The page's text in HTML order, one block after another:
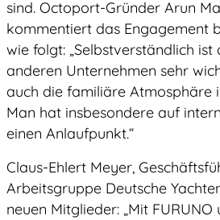
sind. Octoport-Gründer Arun
kommentiert das Engagement
wie folgt: „Selbstverständlich
anderen Unternehmen sehr
auch die familiäre Atmosphäre
Man hat insbesondere auf
einen Anlaufpunkt.“
Claus-Ehlert Meyer,
Arbeitsgruppe Deutsche
neuen Mitglieder: „Mit